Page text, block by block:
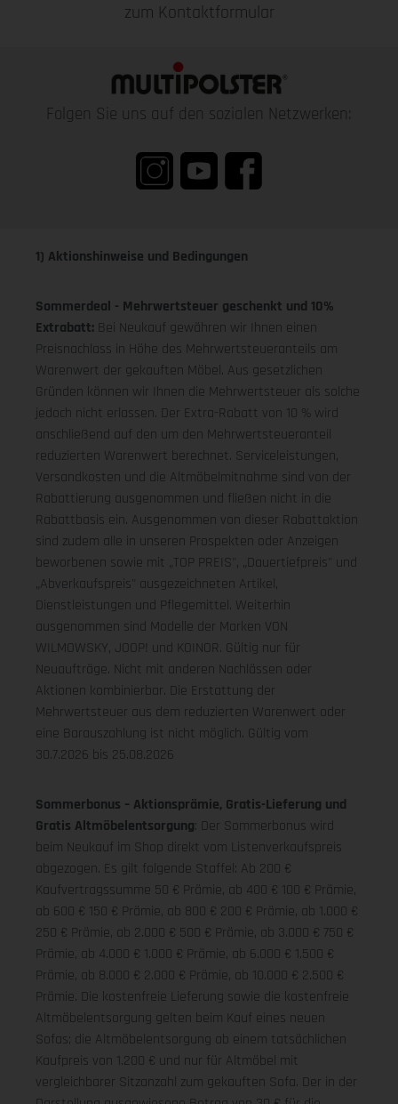
zum Kontaktformular
Folgen Sie uns auf den sozialen Netzwerken:
1) Aktionshinweise und Bedingungen
Sommerdeal - Mehrwertsteuer geschenkt und 10%
Extrabatt: Bei Neukauf gewähren wir Ihnen einen
Preisnachlass in Höhe des Mehrwertsteueranteils am
Warenwert der gekauften Möbel. Aus gesetzlichen
Gründen können wir Ihnen die Mehrwertsteuer als solche
jedoch nicht erlassen. Der Extra-Rabatt von 10 % wird
anschließend auf den um den Mehrwertsteueranteil
reduzierten Warenwert berechnet. Serviceleistungen,
Versandkosten und die Altmöbelmitnahme sind von der
Rabattierung ausgenommen und fließen nicht in die
Rabattbasis ein. Ausgenommen von dieser Rabattaktion
sind zudem alle in unseren Prospekten oder Anzeigen
beworbenen sowie mit „TOP PREIS", „Dauertiefpreis" und
„Abverkaufspreis" ausgezeichneten Artikel,
Dienstleistungen und Pflegemittel. Weiterhin
ausgenommen sind Modelle der Marken VON
WILMOWSKY, JOOP! und KOINOR. Gültig nur für
Neuaufträge. Nicht mit anderen Nachlässen oder
Aktionen kombinierbar. Die Erstattung der
Mehrwertsteuer aus dem reduzierten Warenwert oder
eine Barauszahlung ist nicht möglich. Gültig vom
30.7.2026 bis 25.08.2026
Sommerbonus – Aktionsprämie, Gratis-Lieferung und
Gratis Altmöbelentsorgung: Der Sommerbonus wird
beim Neukauf im Shop direkt vom Listenverkaufspreis
abgezogen. Es gilt folgende Staffel: Ab 200 €
Kaufvertragssumme 50 € Prämie, ab 400 € 100 € Prämie,
ab 600 € 150 € Prämie, ab 800 € 200 € Prämie, ab 1.000 €
250 € Prämie, ab 2.000 € 500 € Prämie, ab 3.000 € 750 €
Prämie, ab 4.000 € 1.000 € Prämie, ab 6.000 € 1.500 €
Prämie, ab 8.000 € 2.000 € Prämie, ab 10.000 € 2.500 €
Prämie. Die kostenfreie Lieferung sowie die kostenfreie
Altmöbelentsorgung gelten beim Kauf eines neuen
Sofas; die Altmöbelentsorgung ab einem tatsächlichen
Kaufpreis von 1.200 € und nur für Altmöbel mit
vergleichbarer Sitzanzahl zum gekauften Sofa. Der in der